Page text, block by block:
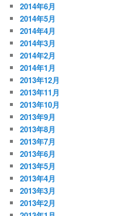
2014年6月
2014年5月
2014年4月
2014年3月
2014年2月
2014年1月
2013年12月
2013年11月
2013年10月
2013年9月
2013年8月
2013年7月
2013年6月
2013年5月
2013年4月
2013年3月
2013年2月